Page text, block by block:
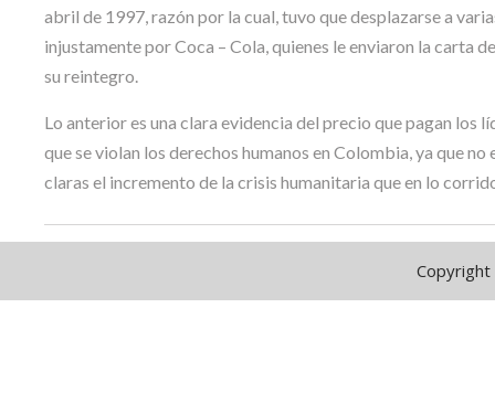
abril de 1997, razón por la cual, tuvo que desplazarse a
injustamente por Coca – Cola, quienes le enviaron la carta
su reintegro.
Lo anterior es una clara evidencia del precio que pagan los
que se violan los derechos humanos en Colombia, ya que
claras el incremento de la crisis humanitaria que en lo
Copyright